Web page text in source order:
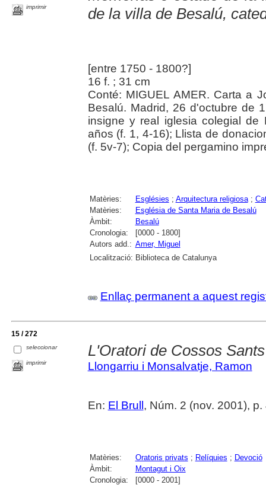
imprimir
de la villa de Besalú,
[entre 1750 - 1800?]
16 f. ; 31 cm
Conté: MIGUEL AMER. Carta a
Besalú. Madrid, 26 d'octubre de
insigne y real iglesia colegial
años (f. 1, 4-16); Llista de
(f. 5v-7); Copia del pergamino
Matèries: Esglésies ; Arquitectura religiosa;
Matèries:
Església de Santa Maria de Besalú
Àmbit:
Besalú
Cronologia:
[0000 - 1800]
Autors add.: Amer, Miguel
Localització: Biblioteca de Catalunya
Enllaç permanent a aquest
15 / 272
seleccionar
imprimir
L'Oratori de Cossos Sants
Llongarriu i Monsalvatje, Ramon
En: El Brull, Núm. 2 (nov. 2001), p.
Matèries: Oratoris privats ; Relíquies ; Devoció
Àmbit:
Montagut i Oix
Cronologia:
[0000 - 2001]